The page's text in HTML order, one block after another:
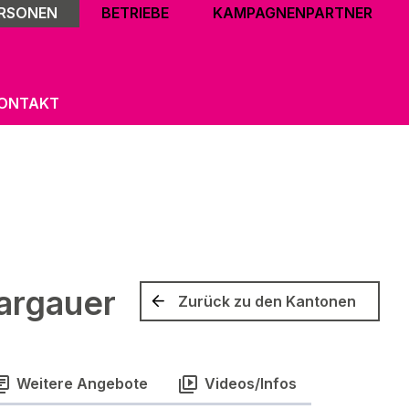
BETRIEBE KAMPAGNENPARTNER
Zurück zu den Kantonen
Weitere Angebote Videos/Infos